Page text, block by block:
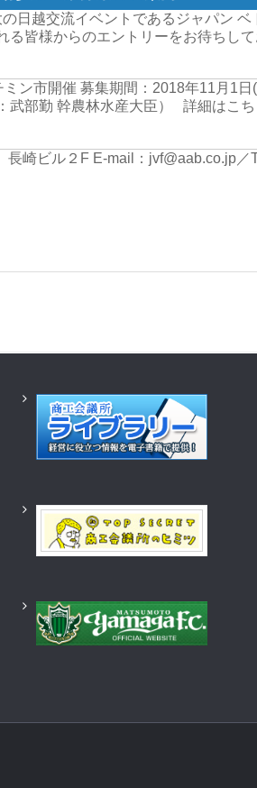
日越交流イベントであるジャパン
皆様からのエントリーをお待ちして
ン市開催 募集期間：2018年11月1日
部勤 幹農林水産大臣） 詳細はこ
崎ビル２F E-mail：jvf@aab.co.jp